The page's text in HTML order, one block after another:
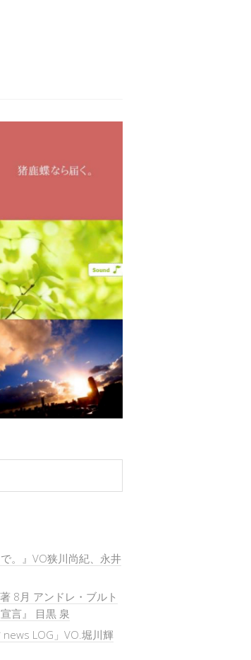
。』VO狭川尚紀、永井
8月 アンドレ・ブルト
言』 目黒 泉
LOG」VO.堀川輝